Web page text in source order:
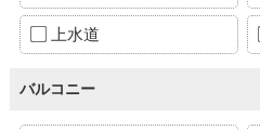
上水道
バルコニー